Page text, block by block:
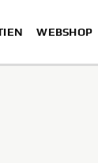
WEBSHOP